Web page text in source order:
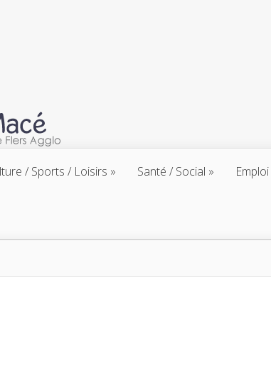
/ Sports / Loisirs Santé / Social Emploi